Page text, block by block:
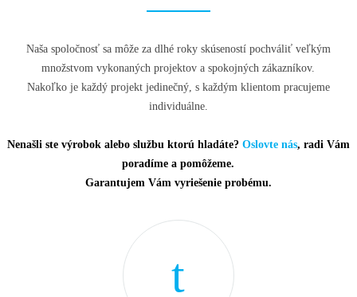
Naša spoločnosť sa môže za dlhé roky skúseností pochváliť veľkým
množstvom vykonaných projektov a spokojných zákazníkov.
Nakoľko je každý projekt jedinečný, s každým klientom pracujeme
individuálne.
Nenašli ste výrobok alebo službu ktorú hladáte? Oslovte nás, radi Vám
poradíme a pomôžeme.
Garantujem Vám vyriešenie probému.